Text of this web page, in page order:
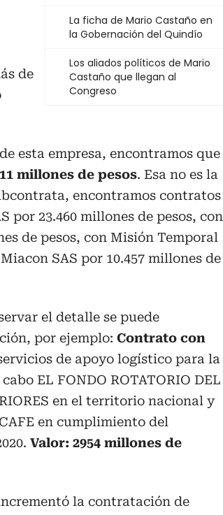
La ficha de Mario Castaño en
la Gobernación del Quindío
Los aliados políticos de Mario
Castaño que llegan al
Congreso
de
esta empresa, encontramos que
millones de pesos. Esa no es la
encontramos contratos
por 23.460 millones de pesos, con
de pesos, con Misión Temporal
SAS por 10.457 millones de
el detalle se puede
por ejemplo: Contrato con
de apoyo logístico para la
EL FONDO ROTATORIO DEL
en el territorio nacional y
en cumplimiento del
Valor: 2954 millones de
la contratación de